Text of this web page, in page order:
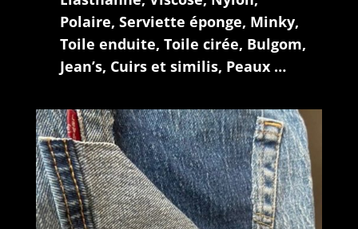
Polaire, Serviette éponge, Minky,
Toile enduite, Toile cirée, Bulgom,
Jean’s, Cuirs et similis, Peaux …